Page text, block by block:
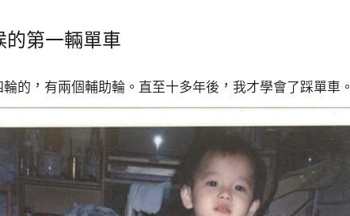
的第一輛單車
輪的，有兩個輔助輪。直至十多年後，我才學會了踩單車。